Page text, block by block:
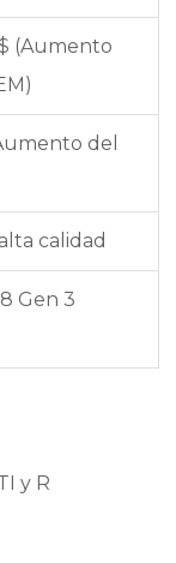
(Aumento
del
calidad
Gen 3
y R